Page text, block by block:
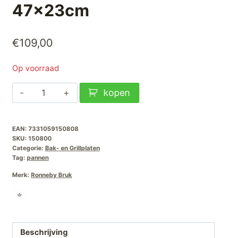
47x23cm
€109,00
Op voorraad
Ronneby
Bruk
47x23cm
aantal
kopen
EAN: 7331059150808
SKU: 150800
Categorie: Bak- en Grillplaten
Tag: pannen
Merk: Ronneby Bruk
Beschrijving